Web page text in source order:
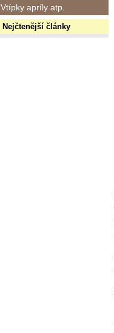
Vtípky apríly atp.
Nejčtenější články